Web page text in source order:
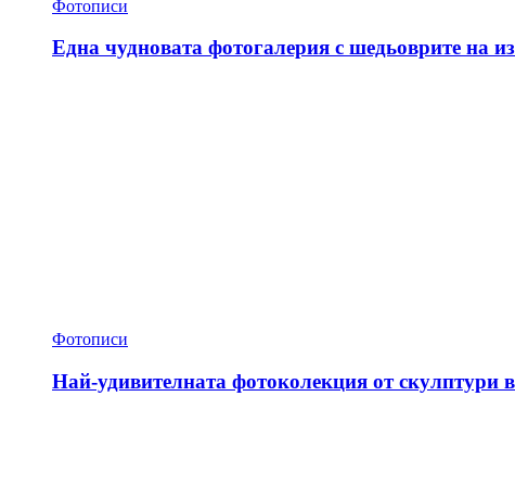
Фотописи
Една чудновата фотогалерия с шедьоврите на
Фотописи
Най-удивителната фотоколекция от скулптури